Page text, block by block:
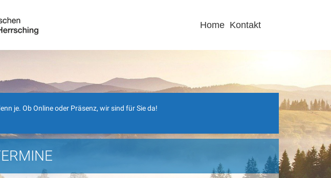
Home Kontakt
je. Ob Online oder Präsenz, wir sind für Sie da!